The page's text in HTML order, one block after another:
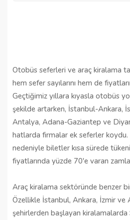
Otobüs seferleri ve araç kiralama
hem sefer sayılarını hem de
Geçtiğimiz yıllara kıyasla otobüs
şekilde artarken, İstanbul-Ankara,
Antalya, Adana-Gaziantep ve
hatlarda firmalar ek seferler
nedeniyle biletler kısa sürede
fiyatlarında yüzde 70'e varan
Araç kiralama sektöründe benzer
Özellikle İstanbul, Ankara, İzmir
şehirlerden başlayan kiralamalarda